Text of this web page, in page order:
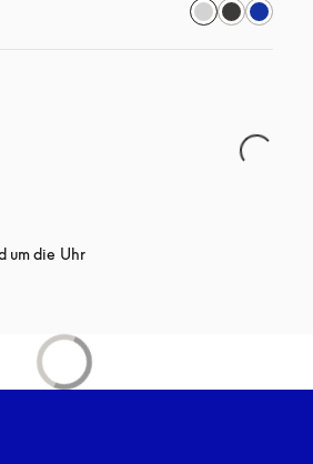
um die Uhröffnet sich in einem neuen Tab